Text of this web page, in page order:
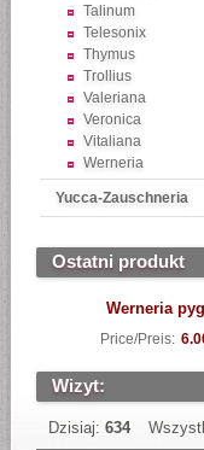
Talinum
Telesonix
Thymus
Trollius
Valeriana
Veronica
Vitaliana
Werneria
Yucca-Zauschneria
Ostatni produkt
Werneria
Price/Preis:
Wizyt:
Dzisiaj: 634